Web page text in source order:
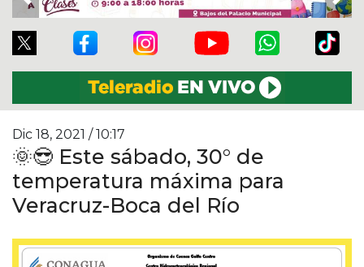
Previous
Dic 18, 2021 / 10:17
🌞😎 Este sábado, 30° de
temperatura máxima para
Veracruz-Boca del Río